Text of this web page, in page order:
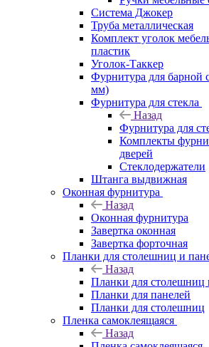
Система Джокер
Труба металлическая
Комплект уголок
пластик
Уголок-Таккер
Фурнитура для барной
мм)
Фурнитура для стекла
Назад
Фурнитура для
Комплекты
дверей
Стеклодержатели
Штанга выдвижная
Оконная фурнитура
Назад
Оконная фурнитура
Завертка оконная
Завертка форточная
Планки для столешниц и
Назад
Планки для столешниц
Планки для панелей
Планки для столешниц
Пленка самоклеящаяся
Назад